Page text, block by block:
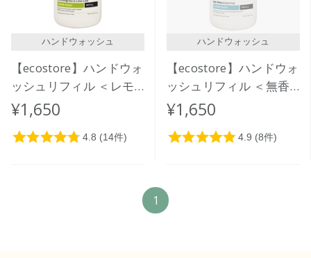
レビューが多い順
レビュー評価が高い順
人気順
ハンドウォッシュ
【ecostore】ハンドウォ
ッシュリフィル ＜レモ
ングラス＆ライムリーフ
＞850mL
¥1,650
ハンドウォッシュ
【ecostore】ハンドウォ
ッシュリフィル ＜無香
料＞ 850mL
¥1,650
1